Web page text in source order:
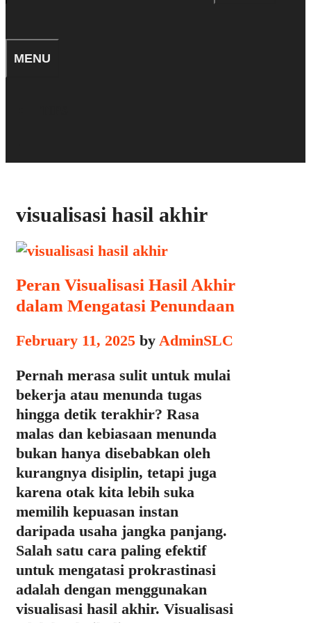
MENU
visualisasi hasil akhir
Peran Visualisasi Hasil Akhir
dalam Mengatasi Penundaan
February 11, 2025 by AdminSLC
Pernah merasa sulit untuk mulai
bekerja atau menunda tugas
hingga detik terakhir? Rasa
malas dan kebiasaan menunda
bukan hanya disebabkan oleh
kurangnya disiplin, tetapi juga
karena otak kita lebih suka
memilih kepuasan instan
daripada usaha jangka panjang.
Salah satu cara paling efektif
untuk mengatasi prokrastinasi
adalah dengan menggunakan
visualisasi hasil akhir. Visualisasi